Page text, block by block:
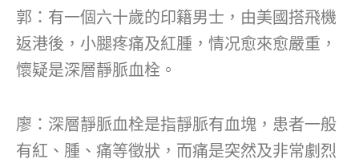
郭：有一個六十歲的印籍男士，由美國搭飛機
返港後，小腿疼痛及紅腫，情况愈來愈嚴重，
懷疑是深層靜脈血栓。
廖：深層靜脈血栓是指靜脈有血塊，患者一般
有紅、腫、痛等徵狀，而痛是突然及非常劇烈